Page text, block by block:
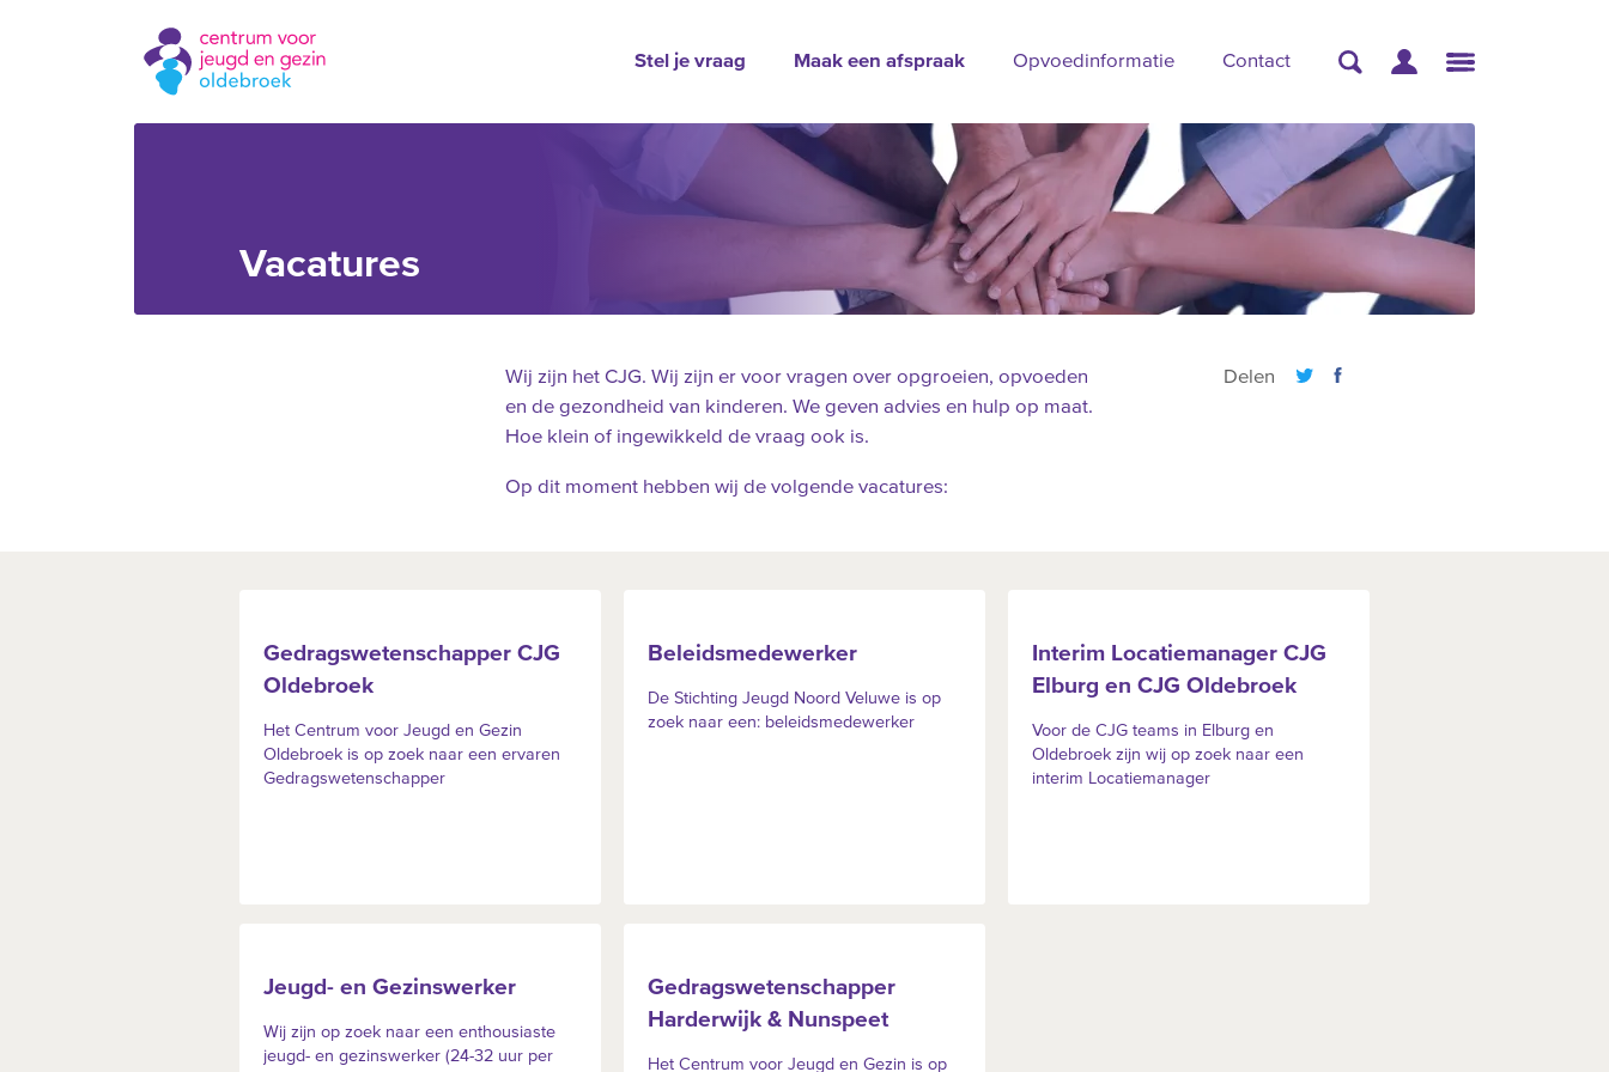
Stel je vraag Maak een afspraak Opvoedinformatie Contact
Vacatures
Delen
Wij zijn het CJG. Wij zijn er voor vragen over opgroeien, opvoeden
en de gezondheid van kinderen. We geven advies en hulp op maat.
Hoe klein of ingewikkeld de vraag ook is.
Op dit moment hebben wij de volgende vacatures:
Gedragswetenschapper CJG
Oldebroek
Het Centrum voor Jeugd en Gezin
Oldebroek is op zoek naar een ervaren
Gedragswetenschapper
Beleidsmedewerker
De Stichting Jeugd Noord Veluwe is op
zoek naar een: beleidsmedewerker
Interim Locatiemanager CJG
Elburg en CJG Oldebroek
Voor de CJG teams in Elburg en
Oldebroek zijn wij op zoek naar een
interim Locatiemanager
Jeugd- en Gezinswerker
Wij zijn op zoek naar een enthousiaste
jeugd- en gezinswerker (24-32 uur per
Gedragswetenschapper
Harderwijk & Nunspeet
Het Centrum voor Jeugd en Gezin is op